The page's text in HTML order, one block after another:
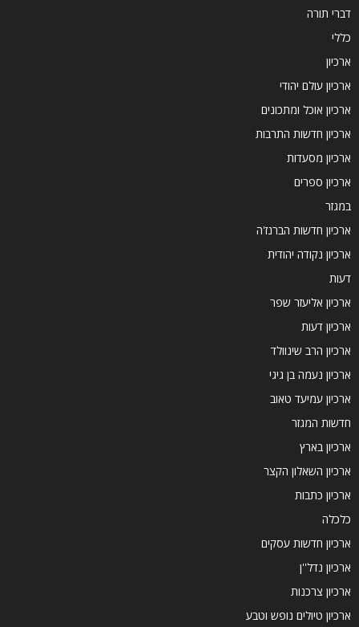
דברי תורה
כללי
ארכיון
ארכיון עולם יהודי
ארכיון אוכל ומתכונים
ארכיון חדשות התרבות
ארכיון מסעדות
ארכיון ספרים
במגזר
ארכיון חדשות הברנז'ה
ארכיון נקודה יהודית
דעות
ארכיון אליעזר שפר
ארכיון דעות
ארכיון הרב שינוולד
ארכיון נעמה בן גיגי
ארכיון עמיעד טאוב
חדשות המגזר
ארכיון בארץ
ארכיון השאלון הקצר
ארכיון כתבות
כלכלה
ארכיון חדשות עסקים
ארכיון נדל''ן
ארכיון צרכנות
ארכיון טיולים נופש וטבע